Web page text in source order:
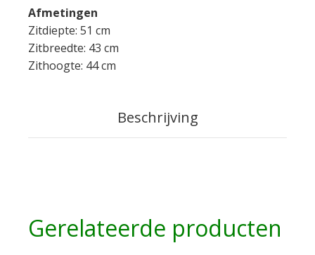
Afmetingen
Zitdiepte: 51 cm
Zitbreedte: 43 cm
Zithoogte: 44 cm
Beschrijving
Gerelateerde producten